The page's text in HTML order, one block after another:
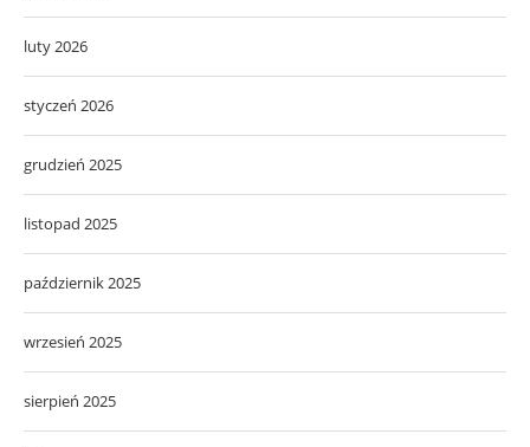
luty 2026
styczeń 2026
grudzień 2025
listopad 2025
październik 2025
wrzesień 2025
sierpień 2025